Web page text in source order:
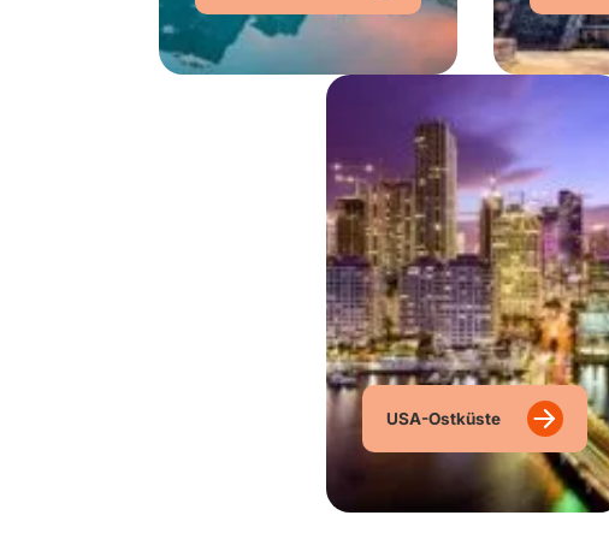
USA-Ostküste